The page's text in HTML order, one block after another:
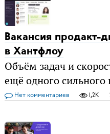
Вакансия продакт-
в Хантфлоу
Объём задач и
ещё одного сильного
Нет комментариев 1,2K